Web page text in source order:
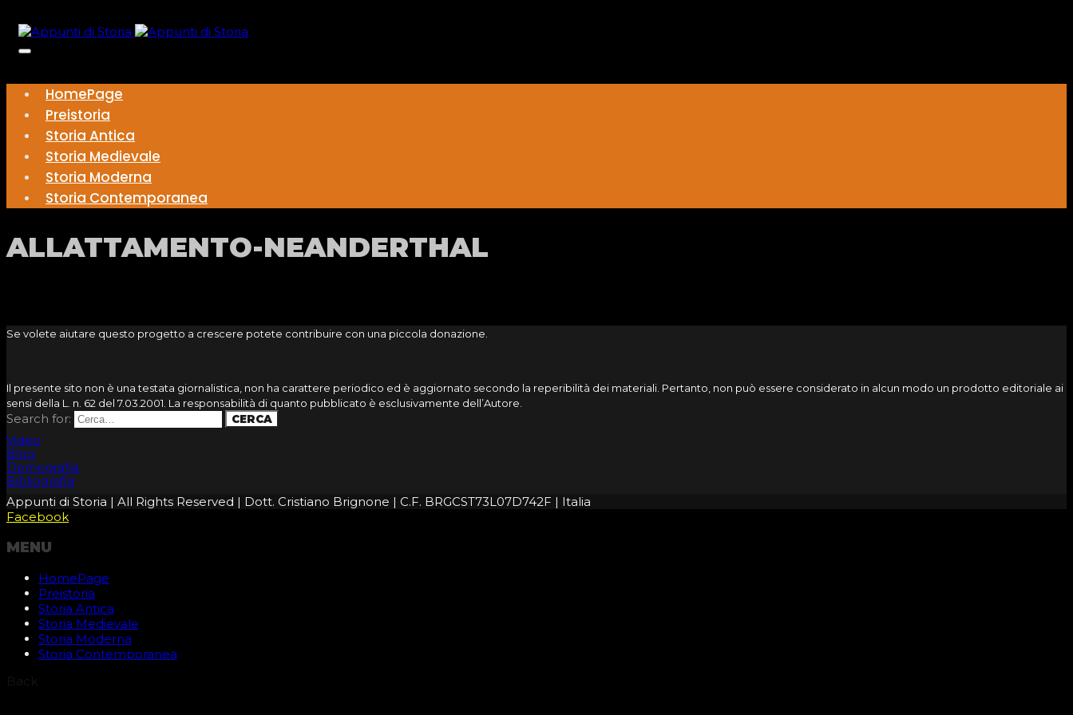
HomePage
Preistoria
Storia Antica
Storia Medievale
Storia Moderna
Storia Contemporanea
ALLATTAMENTO-NEANDERTHAL
Se volete aiutare questo progetto a crescere potete contribuire con una piccola donazione.
Il presente sito non è una testata giornalistica, non ha carattere periodico ed è aggiornato secondo la reperibilità dei materiali. Pertanto, non può essere considerato in alcun modo un prodotto editoriale ai
sensi della L. n. 62 del 7.03.2001. La responsabilità di quanto pubblicato è esclusivamente dell’Autore.
Search for:
Video
Blog
Demografia
Bibliografia
Appunti di Storia | All Rights Reserved | Dott. Cristiano Brignone | C.F. BRGCST73L07D742F | Italia
Facebook
MENU
HomePage
Preistoria
Storia Antica
Storia Medievale
Storia Moderna
Storia Contemporanea